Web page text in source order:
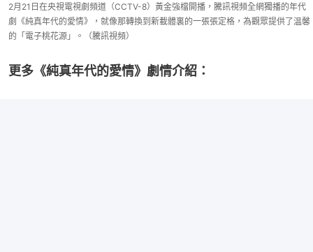
2月21日在央視電視劇頻道（CCTV-8）黃金強檔開播，騰訊視頻全網獨播的年代
劇《純真年代的愛情》，就像那轉換到新載體裏的一張張定格，為觀眾提供了温馨
的「電子桃花源」。（騰訊視頻）
更多《純真年代的愛情》劇情介紹：